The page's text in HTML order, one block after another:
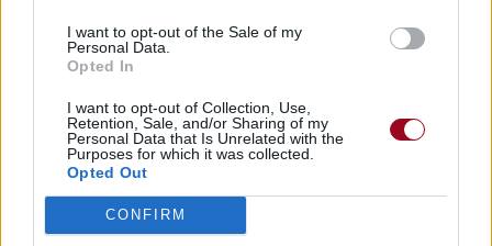
I want to opt-out of the Sale of my
Personal Data.
Opted In
I want to opt-out of Collection, Use,
Retention, Sale, and/or Sharing of my
Personal Data that Is Unrelated with the
Purposes for which it was collected.
Opted Out
CONFIRM